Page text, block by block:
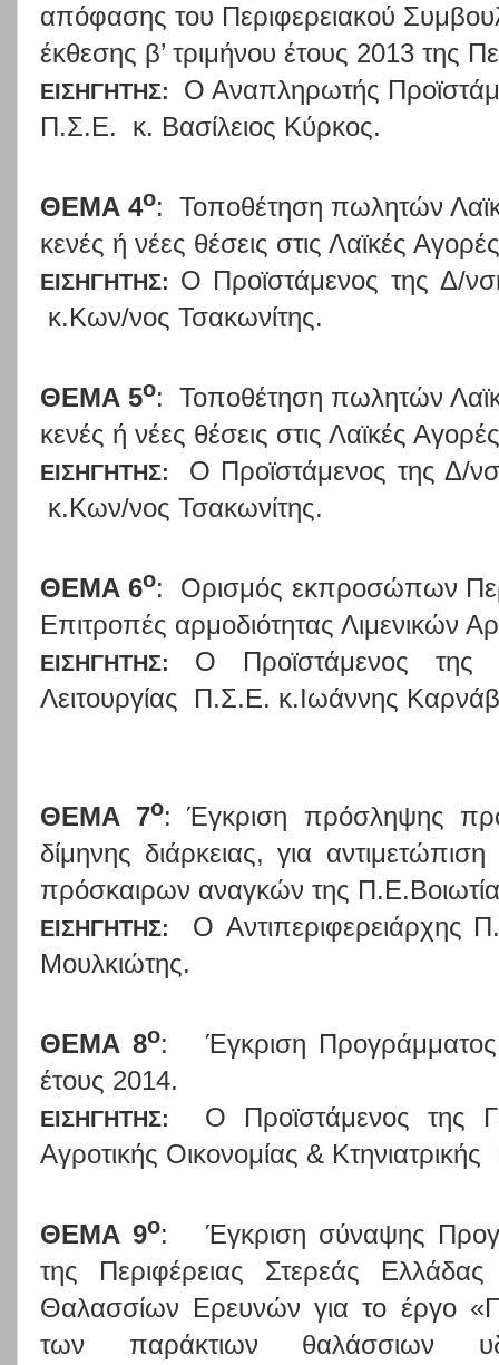
απόφασης του Περιφερειακού
έκθεσης β’ τριμήνου έτους 2013 της
ΕΙΣΗΓΗΤΗΣ:
Ο Αναπληρωτής
Π.Σ.Ε.
κ. Βασίλειος Κύρκος.
ΘΕΜΑ 4ο: Τοποθέτηση πωλητών
κενές ή νέες θέσεις στις Λαϊκές
ΕΙΣΗΓΗΤΗΣ: Ο Προϊστάμενος της Δ/
κ.Κων/νος Τσακωνίτης.
ΘΕΜΑ 5ο: Τοποθέτηση πωλητών
κενές ή νέες θέσεις στις Λαϊκές
ΕΙΣΗΓΗΤΗΣ:
Ο Προϊστάμενος της Δ/
κ.Κων/νος Τσακωνίτης.
ΘΕΜΑ 6ο:
Ορισμός εκπροσώπων
Επιτροπές αρμοδιότητας Λιμενικών
ΕΙΣΗΓΗΤΗΣ: O
Προϊστάμενος της
Λειτουργίας
Π.Σ.Ε. κ.Ιωάννης
ΘΕΜΑ 7ο: Έγκριση πρόσληψης
δίμηνης διάρκειας, για
πρόσκαιρων αναγκών της
ΕΙΣΗΓΗΤΗΣ: O Αντιπεριφερειάρχης
Μουλκιώτης.
ΘΕΜΑ 8ο:
Έγκριση
έτους 2014.
ΕΙΣΗΓΗΤΗΣ:
Ο Προϊστάμενος της
Αγροτικής Οικονομίας & Κτηνιατρικής
ΘΕΜΑ 9ο:
Έγκριση σύναψης
της Περιφέρειας Στερεάς
Θαλασσίων Ερευνών για το έργο
των παράκτιων θαλάσσιων